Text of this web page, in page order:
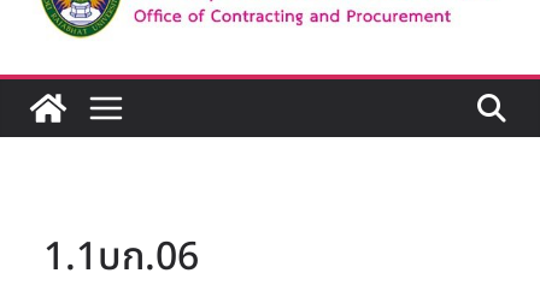
1.1บก.06